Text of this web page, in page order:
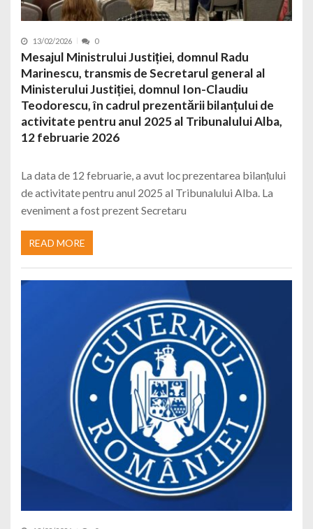
13/02/2026 0
Mesajul Ministrului Justiției, domnul Radu
Marinescu, transmis de Secretarul general al
Ministerului Justiției, domnul Ion-Claudiu
Teodorescu, în cadrul prezentării bilanțului de
activitate pentru anul 2025 al Tribunalului Alba,
12 februarie 2026
La data de 12 februarie, a avut loc prezentarea bilanțului
de activitate pentru anul 2025 al Tribunalului Alba. La
eveniment a fost prezent Secretaru
READ MORE